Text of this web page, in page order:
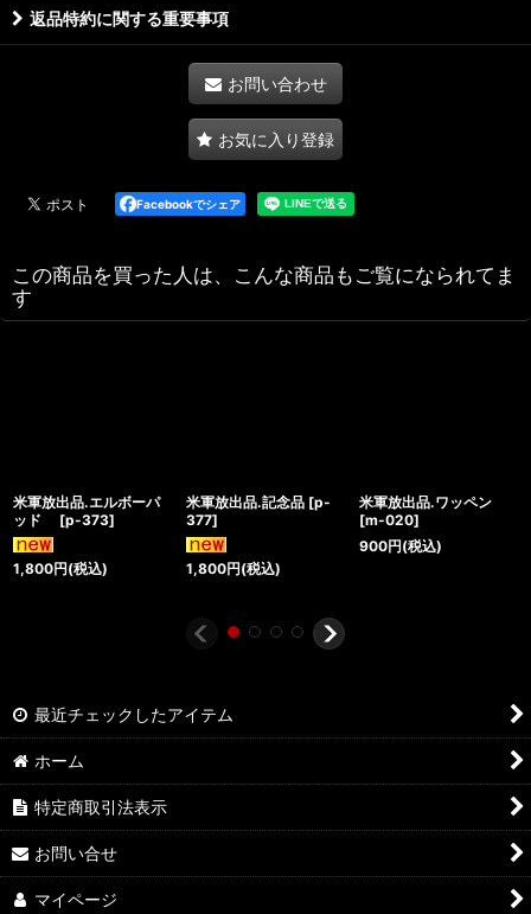
返品特約に関する重要事項
お問い合わせ
お気に入り登録
Facebookでシェア
この商品を買った人は、こんな商品もご覧になられてま
す
米軍放出品.エルボーパ
ッド
[p-373]
1,800円(税込)
米軍放出品.記念品 [p-
377]
1,800円(税込)
米軍放出品.ワッペン
[m-020]
900円(税込)
最近チェックしたアイテム
ホーム
特定商取引法表示
お問い合せ
マイページ